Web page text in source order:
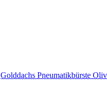
Golddachs Pneumatikbürste